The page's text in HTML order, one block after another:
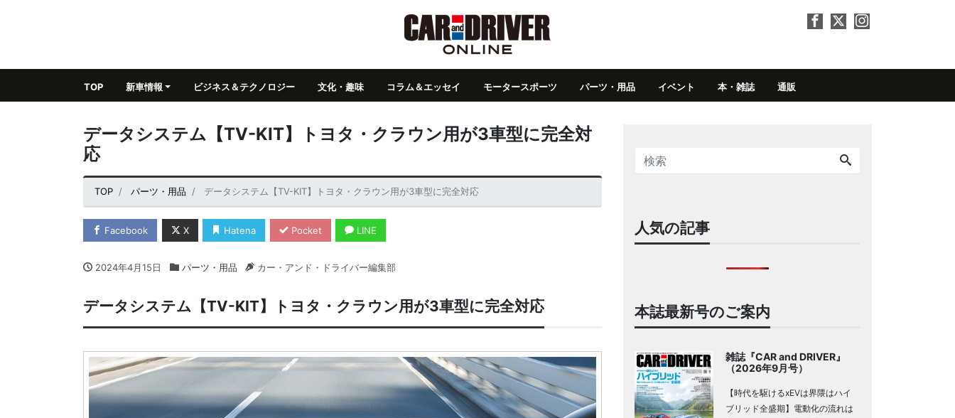
TOP 新車情報 ビジネス＆テクノロジー 文化・趣味 コラム＆エッセイ モータースポーツ パーツ・用品 イベント 本・雑誌 通販
データシステム【TV-KIT】トヨタ・クラウン用が3車型に完全対
応
TOP パーツ・用品 データシステム【TV-KIT】トヨタ・クラウン用が3車型に完全対応
Facebook X Hatena Pocket LINE
2024年4月15日 パーツ・用品 カー・アンド・ドライバー編集部
データシステム【TV-KIT】トヨタ・クラウン用が3車型に完全対応
人気の記事
本誌最新号のご案内
雑誌『CAR and DRIVER』
（2026年9月号）
【時代を駆けるxEVは界隈はハイ
ブリッド全盛期】電動化の流れは